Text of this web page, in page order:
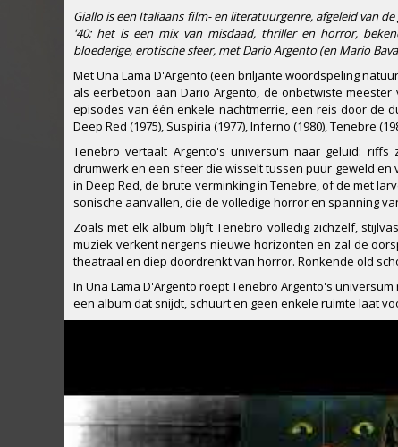
Giallo is een Italiaans film- en literatuurgenre, afgeleid van
'40; het is een mix van misdaad, thriller en horror,
bloederige, erotische sfeer, met Dario Argento (en Mario
Met Una Lama D'Argento (een briljante woordspeling
als eerbetoon aan Dario Argento, de onbetwiste
episodes van één enkele nachtmerrie, een reis door de
Deep Red (1975), Suspiria (1977), Inferno (1980), Tenebre
Tenebro vertaalt Argento's universum naar geluid:
drumwerk en een sfeer die wisselt tussen puur geweld
in Deep Red, de brute verminking in Tenebre, of de met
sonische aanvallen, die de volledige horror en spanning
Zoals met elk album blijft Tenebro volledig zichzelf,
muziek verkent nergens nieuwe horizonten en zal de
theatraal en diep doordrenkt van horror. Ronkende old
In Una Lama D'Argento roept Tenebro Argento's
een album dat snijdt, schuurt en geen enkele ruimte laat